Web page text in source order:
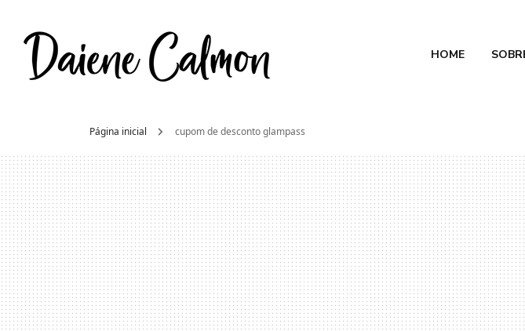
Daiene CalmonHOME
Página inicial cupom de desconto glampass